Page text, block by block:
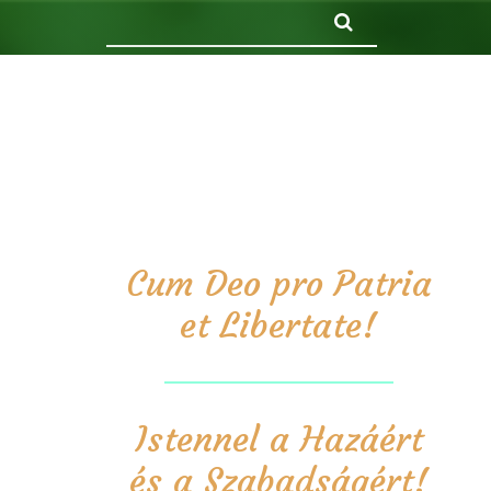
Cum Deo pro Patria
et Libertate!
Istennel a Hazáért
és a Szabadságért!